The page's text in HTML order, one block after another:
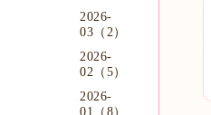
2026-
03（2）
2026-
02（5）
2026-
01（8）